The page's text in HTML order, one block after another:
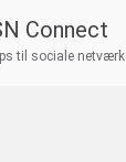
Connect
til sociale netværk